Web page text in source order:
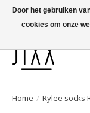
Voor 14.00 uur besteld,
Home / Rylee socks
Door het gebruiken
cookies om onze